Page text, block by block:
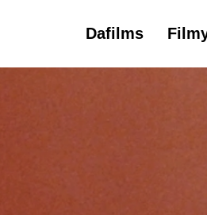
Dafilms